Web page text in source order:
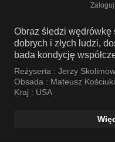
Obraz śledzi wędrówkę
dobrych i złych ludzi,
bada kondycję
Reżyseria : Jerzy
Obsada : Mateusz
Lorenzo Zurzolo
Kraj : USA